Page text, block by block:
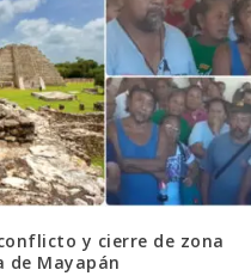
y cierre de zona
de Mayapán